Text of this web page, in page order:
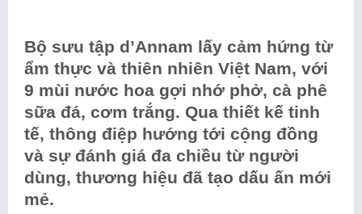
Bộ sưu tập d’Annam lấy cảm hứng từ
ẩm thực và thiên nhiên Việt Nam, với
9 mùi nước hoa gợi nhớ phở, cà phê
sữa đá, cơm trắng. Qua thiết kế tinh
tế, thông điệp hướng tới cộng đồng
và sự đánh giá đa chiều từ người
dùng, thương hiệu đã tạo dấu ấn mới
mẻ.